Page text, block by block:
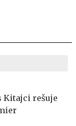
Kitajci rešuje